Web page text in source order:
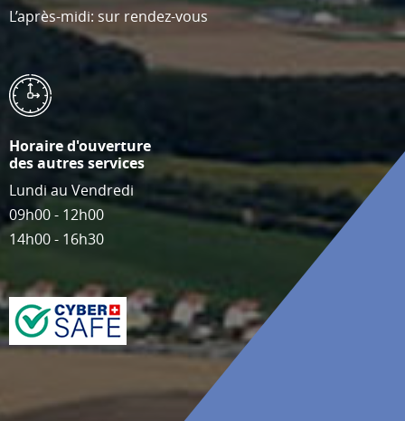
L’après-midi: sur rendez-vous
Horaire d'ouverture
des autres services
Lundi au Vendredi
09h00 - 12h00
14h00 - 16h30